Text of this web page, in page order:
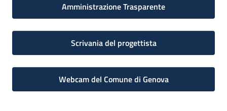
Amministrazione Trasparente
Scrivania del progettista
Webcam del Comune di Genova